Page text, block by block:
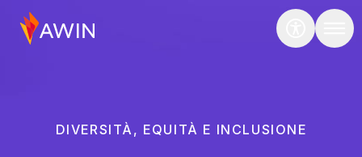
DIVERSITÀ, EQUITÀ E INCLUSIONE